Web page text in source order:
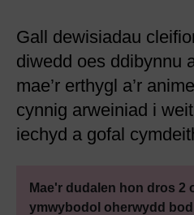
Gall dewisiadau
diwedd oes ddibynnu
mae’r erthygl a’r
cynnig arweiniad i
iechyd a gofal
Mae'r dudalen hon dros 2
ymwybodol oherwydd